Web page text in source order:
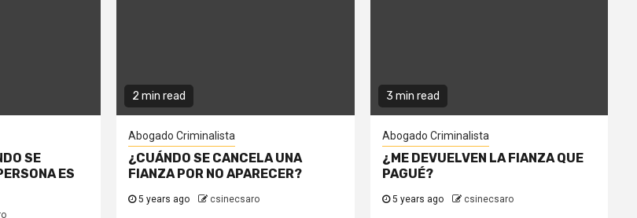
SE
ES
2 min read
Abogado Criminalista
¿CUÁNDO SE CANCELA UNA
FIANZA POR NO APARECER?
5 years ago csinecsaro
3 min read
Abogado Criminalista
¿ME DEVUELVEN LA FIANZA QUE
PAGUÉ?
5 years ago csinecsaro